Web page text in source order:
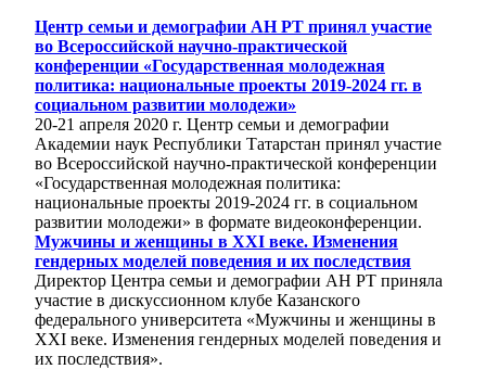
Центр семьи и демографии АН РТ принял участие
во Всероссийской научно-практической
конференции «Государственная молодежная
политика: национальные проекты 2019-2024 гг. в
социальном развитии молодежи»
20-21 апреля 2020 г. Центр семьи и демографии
Академии наук Республики Татарстан принял участие
во Всероссийской научно-практической конференции
«Государственная молодежная политика:
национальные проекты 2019-2024 гг. в социальном
развитии молодежи» в формате видеоконференции.
Мужчины и женщины в XXI веке. Изменения
гендерных моделей поведения и их последствия
Директор Центра семьи и демографии АН РТ приняла
участие в дискуссионном клубе Казанского
федерального университета «Мужчины и женщины в
XXI веке. Изменения гендерных моделей поведения и
их последствия».